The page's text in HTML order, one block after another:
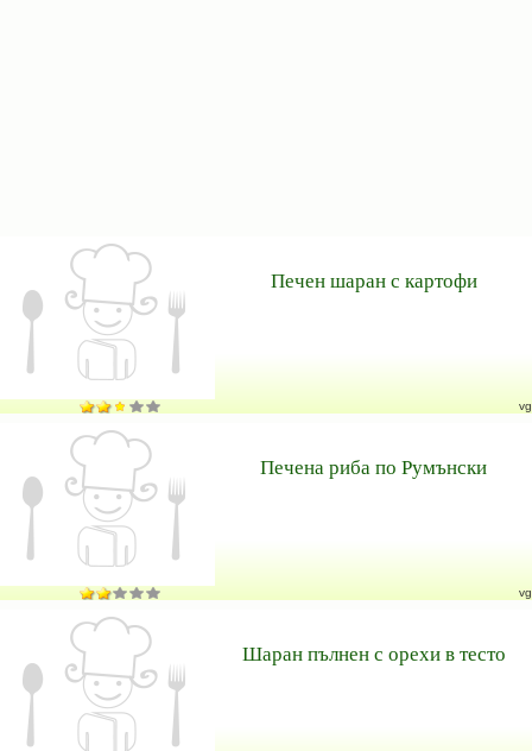
Печен шаран с картофи
vg
Печена риба по Румънски
vg
Шаран пълнен с орехи в тесто